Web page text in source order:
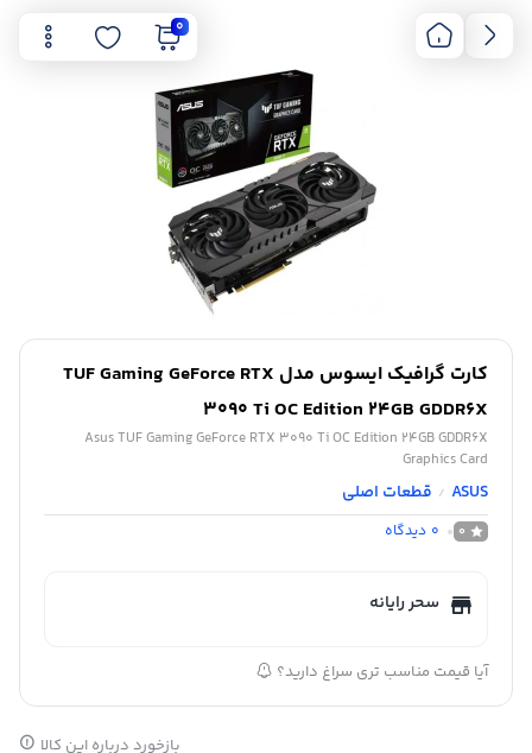
0
کارت گرافیک ایسوس مدل TUF Gaming GeForce RTX
3090 Ti OC Edition 24GB GDDR6X
Asus TUF Gaming GeForce RTX 3090 Ti OC Edition 24GB GDDR6X
Graphics Card
ASUS
/ قطعات اصلی
0
0 دیدگاه
سحر رایانه
آیا قیمت مناسب تری سراغ دارید؟
بازخورد درباره این کالا